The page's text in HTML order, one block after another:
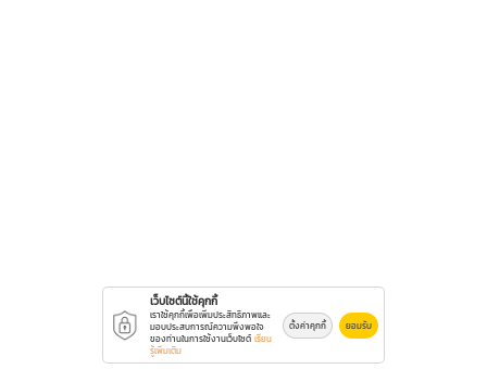
เว็บไซต์นี้ใช้คุกกี้
เราใช้คุกกี้เพื่อเพิ่มประสิทธิภาพและ
มอบประสบการณ์ความพึงพอใจ
ของท่านในการใช้งานเว็บไซต์ เรียน
รู้เพิ่มเติม
ตั้งค่าคุกกี้ ยอมรับ